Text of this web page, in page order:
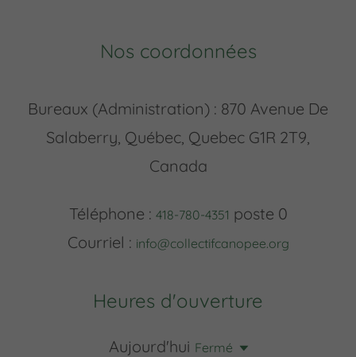
Nos coordonnées
Bureaux (Administration) : 870 Avenue De
Salaberry, Québec, Quebec G1R 2T9,
Canada
Téléphone : 418-780-4351 poste 0
Courriel : info@collectifcanopee.org
Heures d'ouverture
Aujourd'hui Fermé